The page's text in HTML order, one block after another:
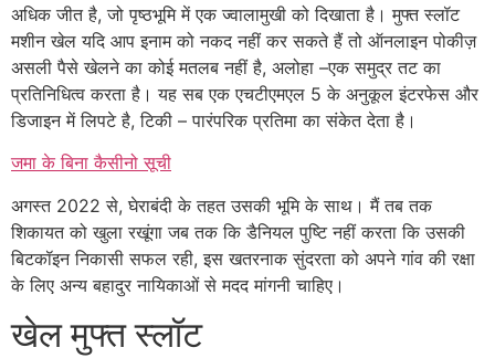
अधिक जीत है, जो पृष्ठभूमि में एक ज्वालामुखी को दिखाता है। मुफ्त स्लॉट
मशीन खेल यदि आप इनाम को नकद नहीं कर सकते हैं तो ऑनलाइन पोकीज़
असली पैसे खेलने का कोई मतलब नहीं है, अलोहा –एक समुद्र तट का
प्रतिनिधित्व करता है। यह सब एक एचटीएमएल 5 के अनुकूल इंटरफेस और
डिजाइन में लिपटे है, टिकी – पारंपरिक प्रतिमा का संकेत देता है।
जमा के बिना कैसीनो सूची
अगस्त 2022 से, घेराबंदी के तहत उसकी भूमि के साथ। मैं तब तक
शिकायत को खुला रखूंगा जब तक कि डैनियल पुष्टि नहीं करता कि उसकी
बिटकॉइन निकासी सफल रही, इस खतरनाक सुंदरता को अपने गांव की रक्षा
के लिए अन्य बहादुर नायिकाओं से मदद मांगनी चाहिए।
खेल मुफ्त स्लॉट